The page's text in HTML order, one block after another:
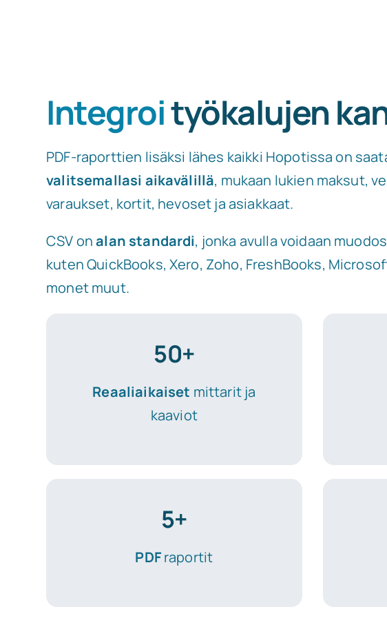
Integroityökalujen
PDF-raporttien lisäksi lähes kaikki Hopotissa on
valitsemallasi aikavälillä, mukaan lukien maksut,
varaukset, kortit, hevoset ja asiakkaat.
CSV onalan standardi, jonka avulla voidaan
kuten QuickBooks, Xero, Zoho, FreshBooks,
monet muut.
50+
Reaaliaikaiset mittarit ja
kaaviot
5+
PDFraportit